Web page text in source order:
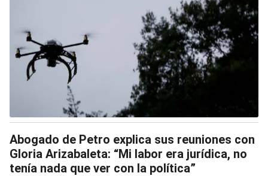
Abogado de Petro explica sus reuniones con
Gloria Arizabaleta: “Mi labor era jurídica, no
tenía nada que ver con la política”